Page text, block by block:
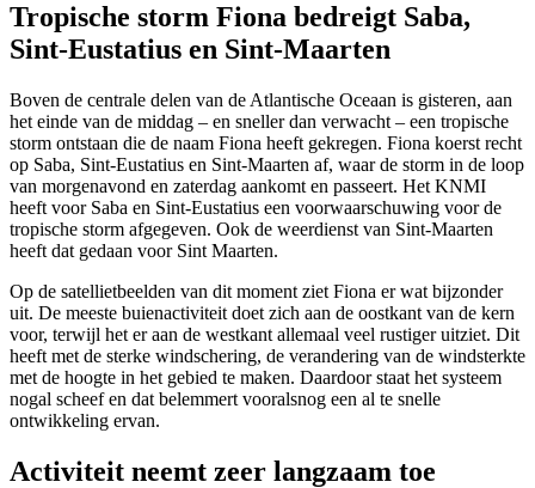
Tropische storm Fiona bedreigt Saba,
Sint-Eustatius en Sint-Maarten
Boven de centrale delen van de Atlantische Oceaan is gisteren, aan
het einde van de middag – en sneller dan verwacht – een tropische
storm ontstaan die de naam Fiona heeft gekregen. Fiona koerst recht
op Saba, Sint-Eustatius en Sint-Maarten af, waar de storm in de loop
van morgenavond en zaterdag aankomt en passeert. Het KNMI
heeft voor Saba en Sint-Eustatius een voorwaarschuwing voor de
tropische storm afgegeven. Ook de weerdienst van Sint-Maarten
heeft dat gedaan voor Sint Maarten.
Op de satellietbeelden van dit moment ziet Fiona er wat bijzonder
uit. De meeste buienactiviteit doet zich aan de oostkant van de kern
voor, terwijl het er aan de westkant allemaal veel rustiger uitziet. Dit
heeft met de sterke windschering, de verandering van de windsterkte
met de hoogte in het gebied te maken. Daardoor staat het systeem
nogal scheef en dat belemmert vooralsnog een al te snelle
ontwikkeling ervan.
Activiteit neemt zeer langzaam toe